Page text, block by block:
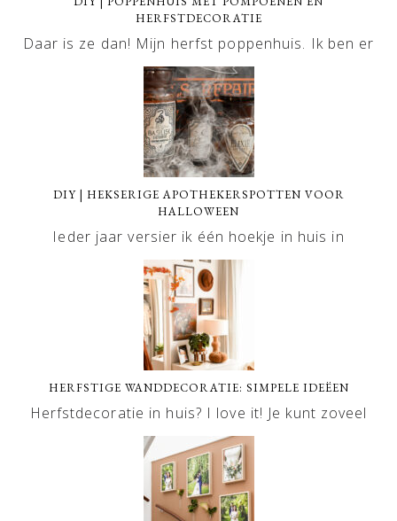
HERFSTDECORATIE
Daar is ze dan! Mijn herfst poppenhuis. Ik ben er
DIY | HEKSERIGE APOTHEKERSPOTTEN VOOR
HALLOWEEN
Ieder jaar versier ik één hoekje in huis in
HERFSTIGE WANDDECORATIE: SIMPELE IDEËEN
Herfstdecoratie in huis? I love it! Je kunt zoveel